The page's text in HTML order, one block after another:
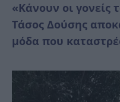
«Κάνουν οι γονείς
Τάσος Δούσης
μόδα που